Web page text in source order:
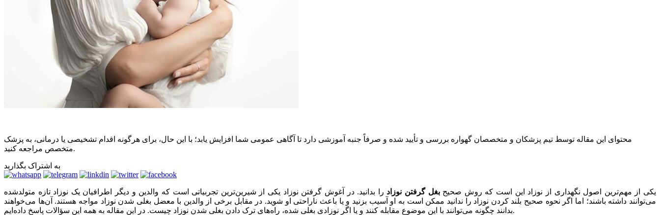
محتوای این مقاله توسط تیم پزشکان و متخصصان گهواره بررسی و تأیید شده و صرفاً جنبه آموزشی دارد تا آگاهی عمومی شما افزایش یابد؛ با این حال، برای هرگونه اقدام تشخیصی یا درمانی، به پزشک
متخصص مراجعه کنید.
به اشتراک بگذارید
یکی از مهم‌ترین اصول نگهداری از نوزاد این است که روش صحیحبغل گرفتن نوزاد را بدانید. در آغوش گرفتن نوزاد یکی از شیرین‌ترین تجربیاتی است که والدین و دیگر اطرافیان یک نوزاد تازه متولدشده
می‌توانند داشته باشند؛ اما اگر نحوه صحیح بلند کردن نوزاد را ندانید ممکن است به او آسیب بزنید و یا باعث ناراحتی او شوید. در مقابل برخی از والدین با معضل بغلی شدن نوزاد مواجه هستند. آن‌ها می‌خواهند
بدانند چگونه می‌توانند با این موضوع مقابله کنند و یا اگر نوزادی بغلی شده، راه‌های ترک دادن بغلی شدن نوزاد چیست. در این مقاله به همه این سؤالات پاسخ داده‌ایم.